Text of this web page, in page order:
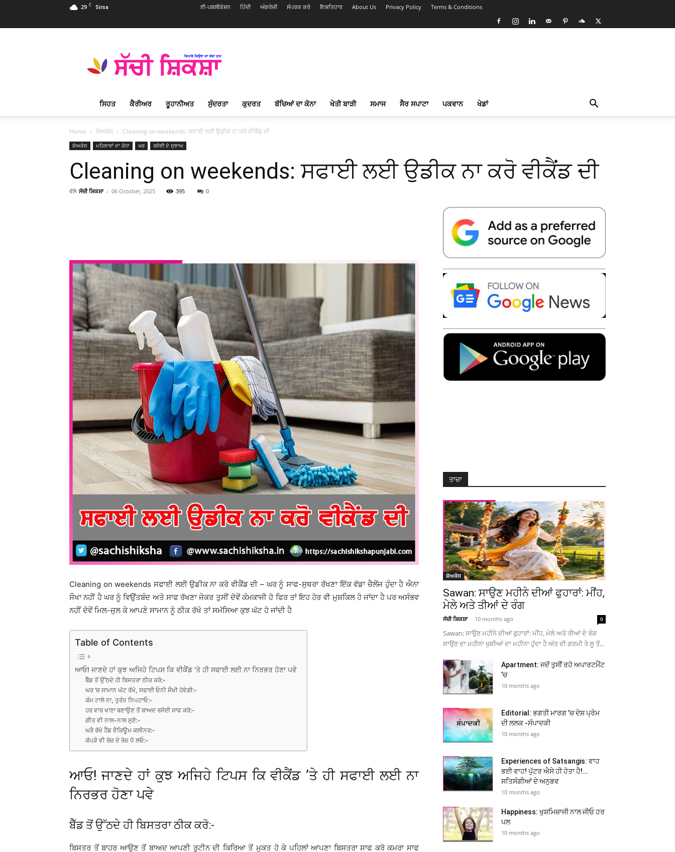
29 C Sirsa ਈ-ਪਬਲੀਕੇਸ਼ਨ ਹਿੰਦੀ ਅੰਗਰੇਜ਼ੀ ਸੰਪਰਕ ਕਰੋ ਇਸ਼ਤਿਹਾਰ About Us Privacy Policy Terms & Conditions
Shiksha
Punjabi
ਸ਼ਿਕਸ਼ਾ
ਪ੍ਰਸਿੱਧ
ਮੈਗਜ਼ੀਨ
ਸਿਹਤ ਕੈਰੀਅਰ ਰੂਹਾਨੀਅਤ ਸੁੰਦਰਤਾ ਕੁਦਰਤ ਬੱਚਿਆਂ ਦਾ ਕੋਨਾ ਖੇਤੀ ਬਾੜੀ ਸਮਾਜ ਸੈਰ ਸਪਾਟਾ ਪਕਵਾਨ ਖੇਡਾਂ
Home ਸ਼ੋਅਕੇਸ Cleaning on weekends: ਸਫਾਈ ਲਈ ਉਡੀਕ ਨਾ ਕਰੋ ਵੀਕੈਂਡ ਦੀ
ਸ਼ੋਅਕੇਸ ਮਹਿਲਾਵਾਂ ਦਾ ਕੋਨਾ ਘਰ ਰਸੋਈ ਦੇ ਸੁਝਾਅ
Cleaning on weekends: ਸਫਾਈ ਲਈ ਉਡੀਕ ਨਾ ਕਰੋ ਵੀਕੈਂਡ ਦੀ
ਵੱਲੋ ਸੱਚੀ ਸ਼ਿਕਸ਼ਾ - 06 October, 2025 395 0
Telegram Copy URL
Cleaning on weekends ਸਫਾਈ ਲਈ ਉਡੀਕ ਨਾ ਕਰੋ ਵੀਕੈਂਡ ਦੀ – ਘਰ ਨੂੰ ਸਾਫ-ਸੁਥਰਾ ਰੱਖਣਾ ਇੱਕ ਵੱਡਾ ਚੈਲੇਂਜ ਹੁੰਦਾ ਹੈ ਐਨਾ
ਸੌਖਾ ਨਹੀਂ ਹੈ ਘਰ ਨੂੰ ਵਿਉਂਤਬੰਦ ਅਤੇ ਸਾਫ ਰੱਖਣਾ ਜੇਕਰ ਤੁਸੀਂ ਦੋਵੇਂ ਕੰਮਕਾਜੀ ਹੋ ਫਿਰ ਤਾਂ ਇਹ ਹੋਰ ਵੀ ਮੁਸ਼ਕਿਲ ਹੋ ਜਾਂਦਾ ਹੈ ਪਰ ਅਸੰਭਵ
ਨਹੀਂ ਦੋਵੇਂ ਮਿਲ-ਜੁਲ ਕੇ ਆਪਣੇ ਸਾਮਾਨ ਨੂੰ ਠੀਕ ਰੱਖੋ ਤਾਂ ਸਮੱਸਿਆ ਕੁਝ ਘੱਟ ਹੋ ਜਾਂਦੀ ਹੈ
Table of Contents
ਆਓ! ਜਾਣਦੇ ਹਾਂ ਕੁਝ ਅਜਿਹੇ ਟਿਪਸ ਕਿ ਵੀਕੈਂਡ ’ਤੇ ਹੀ ਸਫਾਈ ਲਈ ਨਾ ਨਿਰਭਰ ਹੋਣਾ ਪਵੇ
ਬੈੱਡ ਤੋਂ ਉੱਠਦੇ ਹੀ ਬਿਸਤਰਾ ਠੀਕ ਕਰੋ:-
ਘਰ ’ਚ ਸਾਮਾਨ ਘੱਟ ਰੱਖੋ, ਸਫਾਈ ਓਨੀ ਸੌਖੀ ਹੋਵੇਗੀ:-
ਕੰਮ ਟਾਲੋ ਨਾ, ਤੁਰੰਤ ਨਿਪਟਾਓ:-
ਹਰ ਵਾਰ ਖਾਣਾ ਬਣਾਉਣ ਤੋਂ ਬਾਅਦ ਰਸੋਈ ਸਾਫ ਕਰੋ:-
ਗੀਤ ਵੀ ਨਾਲ-ਨਾਲ ਸੁਣੋ:-
ਘਰੇੇ ਰੱਖੋ ਹੈਂਡ ਵੈਕਿਊਮ ਕਲੀਨਰ:-
ਕੱਪੜੇ ਵੀ ਰੋਜ਼ ਦੇ ਰੋਜ਼ ਧੋ ਲਓ:-
ਆਓ! ਜਾਣਦੇ ਹਾਂ ਕੁਝ ਅਜਿਹੇ ਟਿਪਸ ਕਿ ਵੀਕੈਂਡ ’ਤੇ ਹੀ ਸਫਾਈ ਲਈ ਨਾ
ਨਿਰਭਰ ਹੋਣਾ ਪਵੇ
ਬੈੱਡ ਤੋਂ ਉੱਠਦੇ ਹੀ ਬਿਸਤਰਾ ਠੀਕ ਕਰੋ:-
ਬਿਸਤਰ ਤੋਂ ਬਾਹਰ ਆਉਣ ਤੋਂ ਬਾਅਦ ਆਪਣੀ ਰੂਟੀਨ ਦੀ ਕਿਰਿਆ ਤੋਂ ਮੁਕਤ ਹੋ ਕੇ ਪਹਿਲਾਂ ਆਪਣਾ ਬਿਸਤਰਾ ਸਾਫ ਕਰੋ ਕਮਰਾ ਸਾਫ
ਤਾਜ਼ਾ
ਸ਼ੋਅਕੇਸ
Sawan: ਸਾਉਣ ਮਹੀਨੇ ਦੀਆਂ ਫੁਹਾਰਾਂ: ਮੀਂਹ,
ਮੇਲੇ ਅਤੇ ਤੀਆਂ ਦੇ ਰੰਗ
ਸੱਚੀ ਸ਼ਿਕਸ਼ਾ - 10 months ago 0
Sawan: ਸਾਉਣ ਮਹੀਨੇ ਦੀਆਂ ਫੁਹਾਰਾਂ: ਮੀਂਹ, ਮੇਲੇ ਅਤੇ ਤੀਆਂ ਦੇ ਰੰਗ
ਸਾਉਣ ਦਾ ਮਹੀਨਾ ਖੁਸ਼ੀਆਂ ਦਾ ਮਹੀਨਾ ਹੁੰਦਾ ਹੈ ਅੱਤ ਦੀ ਗਰਮੀ ਤੇ ਲੂ ਤੋਂ...
Apartment: ਜਦੋਂ ਤੁਸੀਂ ਰਹੋ ਅਪਾਰਟਮੈਂਟ
’ਚ
10 months ago
Editorial: ਭਗਤੀ ਮਾਰਗ ’ਚ ਦੇਸ਼ ਪ੍ਰੇਮ
ਦੀ ਲਲਕ -ਸੰਪਾਦਕੀ
10 months ago
Experiences of Satsangis: ਵਾਹ
ਭਈ ਵਾਹ! ਪੁੱਟਰ ਐਸੇ ਹੀ ਹੋਤਾ ਹੈ!…
ਸਤਿਸੰਗੀਆਂ ਦੇ ਅਨੁਭਵ
10 months ago
Happiness: ਖੁਸ਼ਮਿਜ਼ਾਜੀ ਨਾਲ ਜੀਓ ਹਰ
ਪਲ
10 months ago